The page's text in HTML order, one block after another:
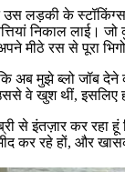
उस लड़की के
निकाल लाई।
मीठे रस से पूरा भिगो
अब मुझे ब्लो जॉब देने
वे खुश थीं,
से इंतज़ार कर
कर रहे हों, और